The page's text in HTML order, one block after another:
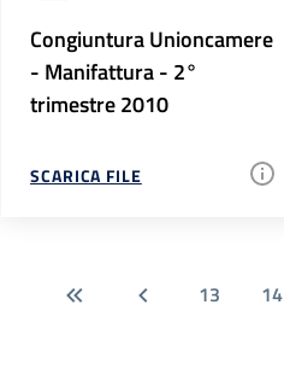
Congiuntura Unioncamere
- Manifattura - 2°
trimestre 2010
SCARICA FILE
13 14